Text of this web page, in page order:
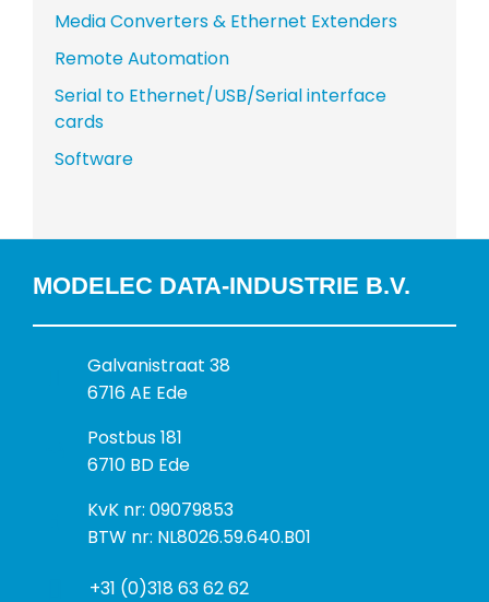
Media Converters & Ethernet Extenders
Remote Automation
Serial to Ethernet/USB/Serial interface
cards
Software
MODELEC DATA-INDUSTRIE B.V.
B
e
o
e
k
a
r
Galvanistraat 38
6716 AE Ede
P
o
t
a
Postbus 181
6710 BD Ede
I
n
o
KvK nr: 09079853
BTW nr: NL8026.59.640.B01
+31 (0)318 63 62 62